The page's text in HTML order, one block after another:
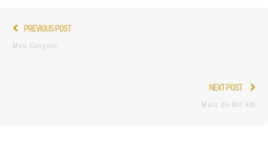
navigation
PREVIOUS POST
Meu Cangote
NEXT POST
Mais de Mil Km